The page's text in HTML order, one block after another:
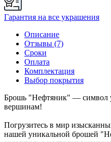
Гарантия на все украшения
Описание
Отзывы (7)
Сроки
Оплата
Комплектация
Выбор покрытия
Брошь "Нефтяник" — символ
вершинам!
Погрузитесь в мир
нашей уникальной брошей